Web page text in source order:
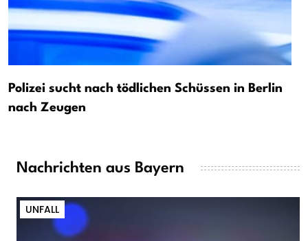
Polizei sucht nach tödlichen Schüssen in Berlin
nach Zeugen
Nachrichten aus Bayern
UNFALL